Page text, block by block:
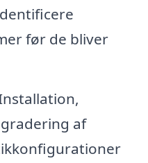
før de bliver
af